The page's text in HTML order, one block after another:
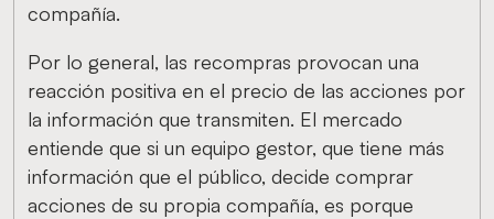
compañía.
Por lo general, las recompras provocan una
reacción positiva en el precio de las acciones por
la información que transmiten. El mercado
entiende que si un equipo gestor, que tiene más
información que el público, decide comprar
acciones de su propia compañía, es porque